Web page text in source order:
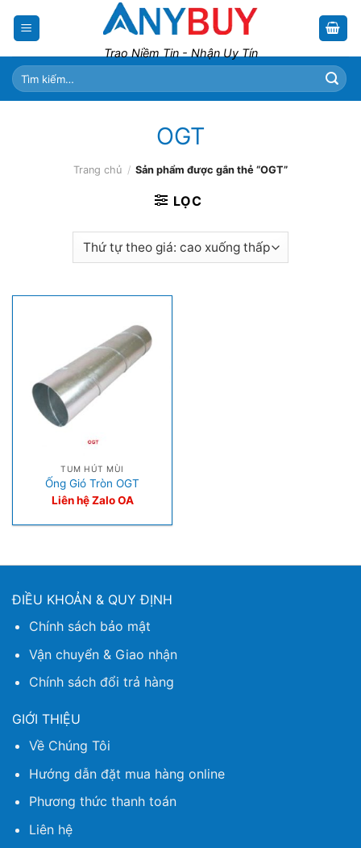
Trao Niềm Tin - Nhận Uy Tín
Tìm
kiếm:
OGT
Trang chủ / Sản phẩm được gắn thẻ “OGT”
LỌC
TUM HÚT MÙI
Ống Gió Tròn OGT
Liên hệ Zalo OA
ĐIỀU KHOẢN & QUY ĐỊNH
Chính sách bảo mật
Vận chuyển & Giao nhận
Chính sách đổi trả hàng
GIỚI THIỆU
Về Chúng Tôi
Hướng dẫn đặt mua hàng online
Phương thức thanh toán
Liên hệ